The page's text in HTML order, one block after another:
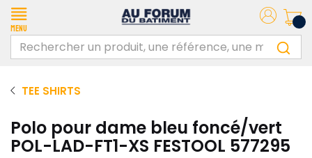
Menu
TEE SHIRTS
Polo pour dame bleu foncé/vert
POL-LAD-FT1-XS FESTOOL 577295